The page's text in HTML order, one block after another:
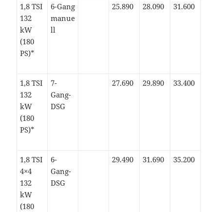
1,8 TSI
132
kW
(180
PS)*
6-Gang
manue
ll
25.890 28.090 31.600
1,8 TSI
132
kW
(180
PS)*
7-
Gang-
DSG
27.690 29.890 33.400
1,8 TSI
4×4
132
kW
(180
6-
Gang-
DSG
29.490 31.690 35.200